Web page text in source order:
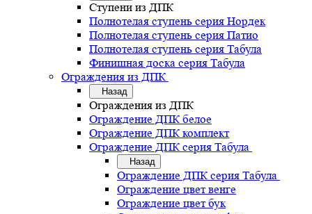
Ступени из ДПК
Полнотелая ступень серия Нордек
Полнотелая ступень серия Патио
Полнотелая ступень серия Табула
Финишная доска серия Табула
Ограждения из ДПК
Назад
Ограждения из ДПК
Ограждение ДПК белое
Ограждение ДПК комплект
Ограждение ДПК серия Табула
Назад
Ограждение ДПК серия Табула
Ограждение цвет венге
Ограждение цвет бук